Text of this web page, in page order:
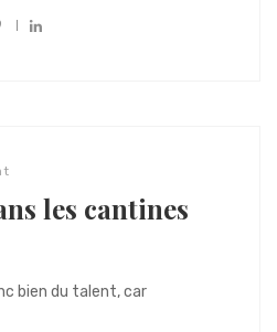
les cantines
bien du talent, car